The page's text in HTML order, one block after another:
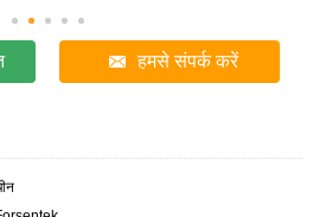
हमसे संपर्क करें